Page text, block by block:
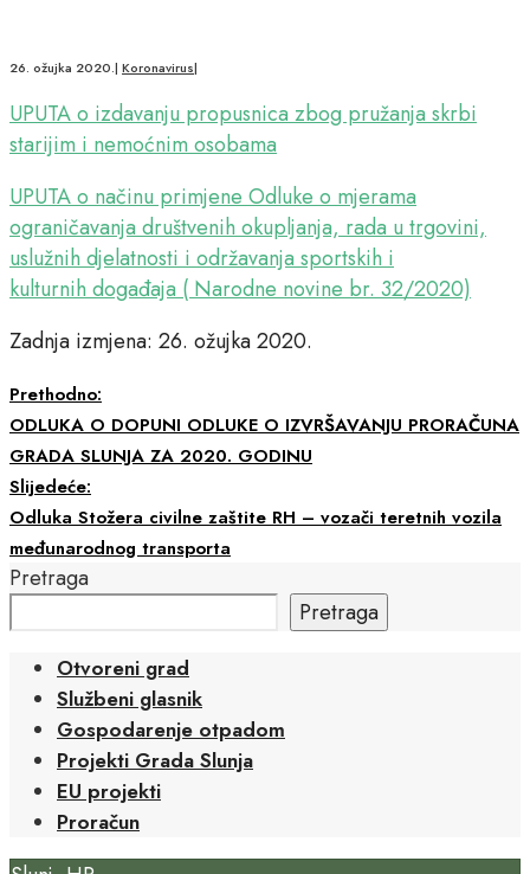
26. ožujka 2020.| Koronavirus|
UPUTA o izdavanju propusnica zbog pružanja skrbi
starijim i nemoćnim osobama
UPUTA o načinu primjene Odluke o mjerama
ograničavanja društvenih okupljanja, rada u trgovini,
uslužnih djelatnosti i održavanja sportskih i
kulturnih događaja ( Narodne novine br. 32/2020)
Zadnja izmjena: 26. ožujka 2020.
Prethodno:
ODLUKA O DOPUNI ODLUKE O IZVRŠAVANJU PRORAČUNA
GRADA SLUNJA ZA 2020. GODINU
Slijedeće:
Odluka Stožera civilne zaštite RH – vozači teretnih vozila
međunarodnog transporta
Pretraga
Pretraga
Otvoreni grad
Službeni glasnik
Gospodarenje otpadom
Projekti Grada Slunja
EU projekti
Proračun